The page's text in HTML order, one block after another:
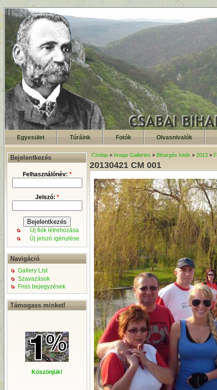
Egyesület Túráink Fotók Olvasnivalók
Bejelentkezés
Felhasználónév: *
Jelszó: *
Új fiók létrehozása
Új jelszó igénylése
Navigáció
Gallery List
Szavazások
Friss bejegyzések
Támogass minket!
Köszönjük!
Címlap » Image Galleries » Bihargós fotók » 2013 »
20130421 CM 001